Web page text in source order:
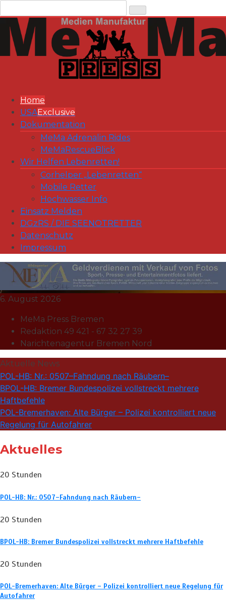
Inhalt
springen
Home
USAExclusive
Dokumentation
MeMa Adrenalin Rides
MeMaRescueBlick
Wir Helfen Lebenretten!
Corhelper „Lebenretten“
Mobile Retter
Hochwasser Info
Einsatz Melden
DGzRS / DIE SEENOTRETTER
Datenschutz
Impressum
MeMa Press
Nachrichtenagentur | Events |
Sport | Presse- u.
Fotojournalist:in |
6. August 2026
MeMa Press Bremen
Redaktion 49 421 - 67 32 27 39
Narichtenagentur Bremen Nord
Aktuelle News
POL-HB: Nr.: 0507–Fahndung nach Räubern–
BPOL-HB: Bremer Bundespolizei vollstreckt mehrere
Haftbefehle
POL-Bremerhaven: Alte Bürger – Polizei kontrolliert neue
Regelung für Autofahrer
Aktuelles
20 Stunden
POL-HB: Nr.: 0507–Fahndung nach Räubern–
20 Stunden
BPOL-HB: Bremer Bundespolizei vollstreckt mehrere Haftbefehle
20 Stunden
POL-Bremerhaven: Alte Bürger – Polizei kontrolliert neue Regelung für
Autofahrer